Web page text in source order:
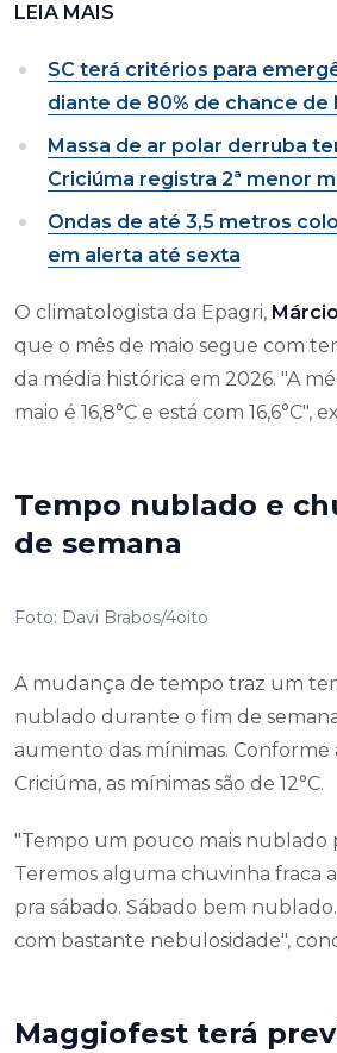
LEIA MAIS
SC terá critérios para
diante de 80% de chance de
Massa de ar polar derruba
Criciúma registra 2ª menor
Ondas de até 3,5 metros
em alerta até sexta
O climatologista da Epagri,
que o mês de maio segue com
da média histórica em 2026. "A
maio é 16,8°C e está com 16,6°C",
Tempo nublado e
de semana
Foto: Davi Brabos/4oito
A mudança de tempo traz um
nublado durante o fim de
aumento das mínimas. Conforme
Criciúma, as mínimas são de 12°C.
"Tempo um pouco mais nublado
Teremos alguma chuvinha fraca
pra sábado. Sábado bem
com bastante nebulosidade",
Maggiofest terá